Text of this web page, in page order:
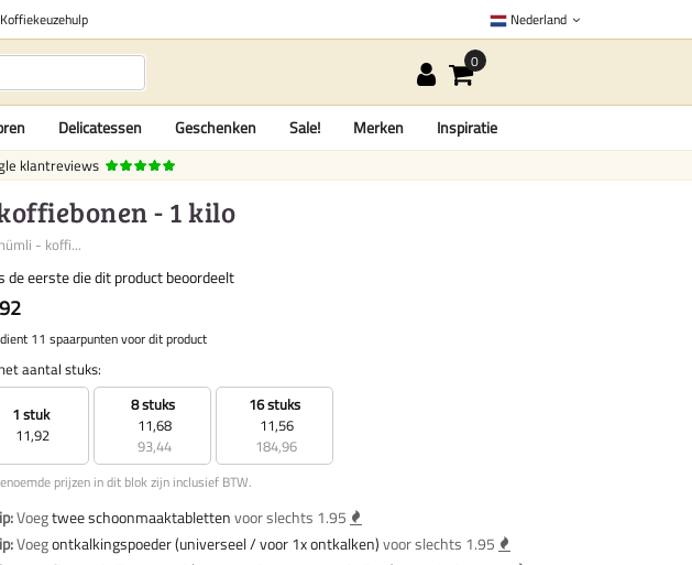
Koffiekeuzehulp Nederland
Delicatessen Geschenken Sale! Merken Inspiratie
klantreviews
- 1 kilo
- koffi...
de eerste die dit product beoordeelt
11 spaarpunten voor dit product
aantal stuks:
1 stuk
11,92
8 stuks
11,68
93,44
16 stuks
11,56
184,96
prijzen in dit blok zijn inclusief BTW.
Voegtwee schoonmaaktablettenvoor slechts 1.95
Voegontkalkingspoeder (universeel / voor 1x ontkalken)voor slechts 1.95